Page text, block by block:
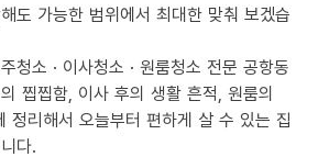
도 가능한 범위에서 최대한 맞춰 보겠습
청소 · 이사청소 · 원룸청소 전문 공항동
찝찝함, 이사 후의 생활 흔적, 원룸의
정리해서 오늘부터 편하게 살 수 있는 집
다.